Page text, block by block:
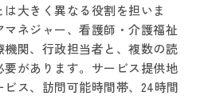
大きく異なる役割を担いま
ネジャー、看護師・介護福祉
関、行政担当者と、複数の読
があります。サービス提供地
ス、訪問可能時間帯、24時間